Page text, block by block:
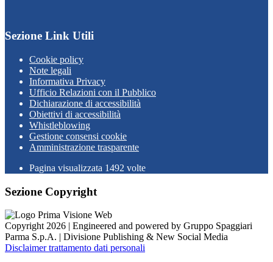
Sezione Link Utili
Cookie policy
Note legali
Informativa Privacy
Ufficio Relazioni con il Pubblico
Dichiarazione di accessibilità
Obiettivi di accessibilità
Whistleblowing
Gestione consensi cookie
Amministrazione trasparente
Pagina visualizzata 1492 volte
Sezione Copyright
Copyright 2026 | Engineered and powered by Gruppo Spaggiari
Parma S.p.A. | Divisione Publishing & New Social Media
Disclaimer trattamento dati personali